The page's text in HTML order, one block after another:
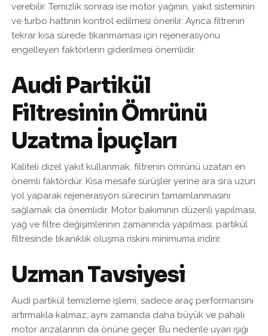
verebilir. Temizlik sonrası ise motor yağının, yakıt sisteminin
ve turbo hattının kontrol edilmesi önerilir. Ayrıca filtrenin
tekrar kısa sürede tıkanmaması için rejenerasyonu
engelleyen faktörlerin giderilmesi önemlidir.
Audi Partikül
Filtresinin Ömrünü
Uzatma İpuçları
Kaliteli dizel yakıt kullanmak, filtrenin ömrünü uzatan en
önemli faktördür. Kısa mesafe sürüşler yerine ara sıra uzun
yol yaparak rejenerasyon sürecinin tamamlanmasını
sağlamak da önemlidir. Motor bakımının düzenli yapılması,
yağ ve filtre değişimlerinin zamanında yapılması, partikül
filtresinde tıkanıklık oluşma riskini minimuma indirir.
Uzman Tavsiyesi
Audi partikül temizleme işlemi, sadece araç performansını
artırmakla kalmaz; aynı zamanda daha büyük ve pahalı
motor arızalarının da önüne geçer. Bu nedenle uyarı ışığı